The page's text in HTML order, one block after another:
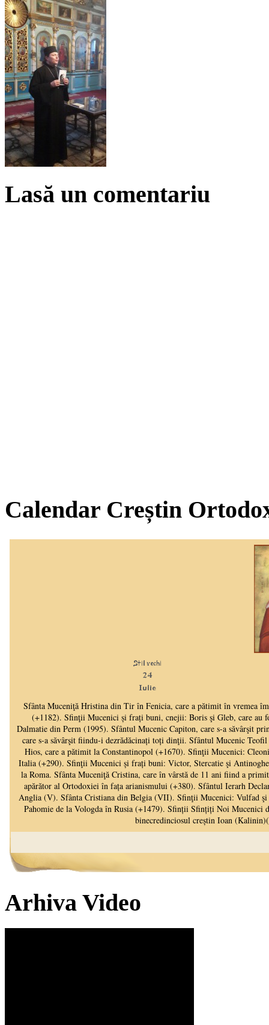
Lasă un comentariu
Calendar Creștin
Arhiva Video